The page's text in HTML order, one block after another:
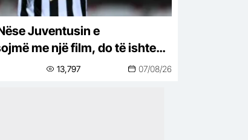
Juventusin e
me një film, do të ishte
13,797 07/08/26